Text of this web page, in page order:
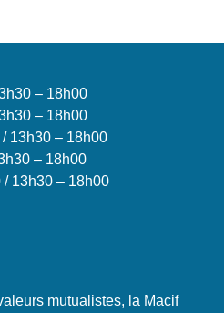
– 18h00
– 18h00
13h30 – 18h00
– 18h00
13h30 – 18h00
mutualistes, la Macif